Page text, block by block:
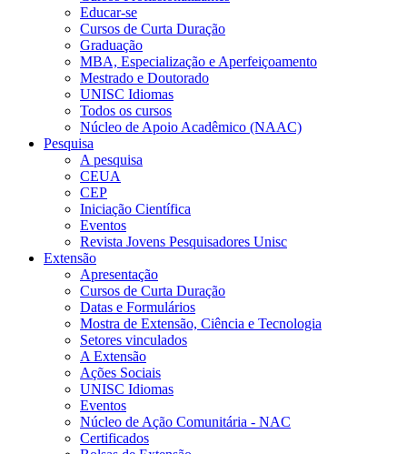
Educar-se
Cursos de Curta Duração
Graduação
MBA, Especialização e Aperfeiçoamento
Mestrado e Doutorado
UNISC Idiomas
Todos os cursos
Núcleo de Apoio Acadêmico (NAAC)
Pesquisa
A pesquisa
CEUA
CEP
Iniciação Científica
Eventos
Revista Jovens Pesquisadores Unisc
Extensão
Apresentação
Cursos de Curta Duração
Datas e Formulários
Mostra de Extensão, Ciência e Tecnologia
Setores vinculados
A Extensão
Ações Sociais
UNISC Idiomas
Eventos
Núcleo de Ação Comunitária - NAC
Certificados